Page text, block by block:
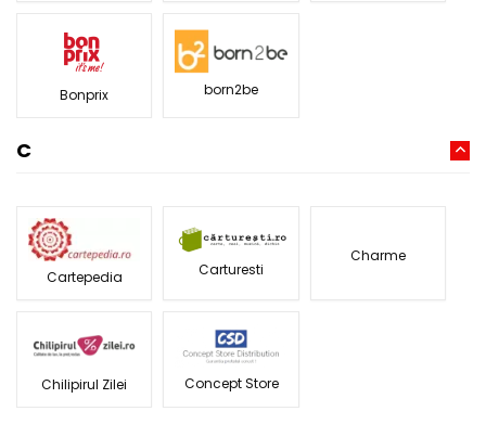
Bonprix born2be
C
Cartepedia Carturesti
Charme
Chilipirul Zilei Concept Store